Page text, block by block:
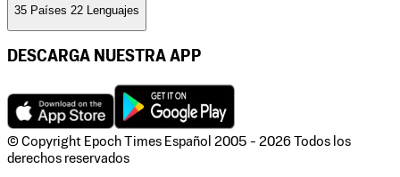
35 Países 22 Lenguajes
DESCARGA NUESTRA APP
© Copyright Epoch Times Español 2005 - 2026 Todos los
derechos reservados